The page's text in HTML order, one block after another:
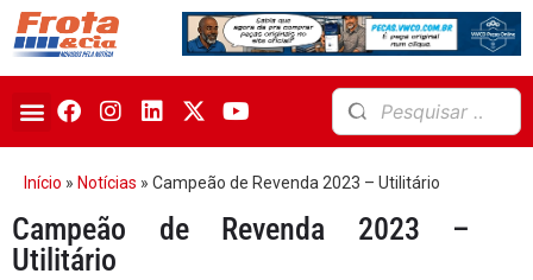
Início » Notícias » Campeão de Revenda 2023 – Utilitário
Campeão de Revenda 2023 –
Utilitário